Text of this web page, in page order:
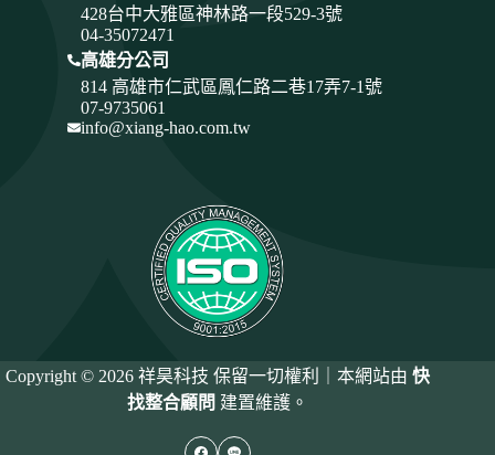
428台中大雅區神林路一段529-3號
04-35072471
高雄分公司
814 高雄市仁武區鳳仁路二巷17弄7-1號
07-9735061
info@xiang-hao.com.tw
Copyright © 2026 祥昊科技 保留一切權利｜本網站由快
找整合顧問 建置維護。